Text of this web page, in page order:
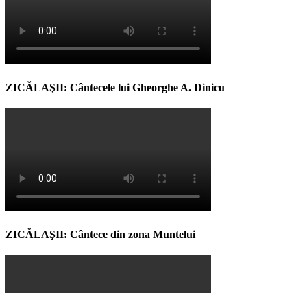
ZICĂLAŞII: Cântecele lui Gheorghe A. Dinicu
ZICĂLAŞII: Cântece din zona Muntelui